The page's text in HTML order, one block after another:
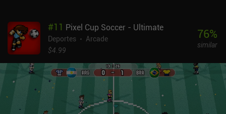
#11 Pixel Cup Soccer - Ultimate
Deportes
Arcade
$4.99
76%
similar